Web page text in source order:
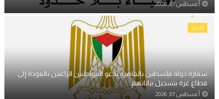
أغسطس 07, 2026
الأخبار
سفارة دولة فلسطين بالقاهرة تدعو المواطنين الراغبين بالعودة إلى
قطاع غزة بتسجيل بياناتهم
أغسطس 07, 2026